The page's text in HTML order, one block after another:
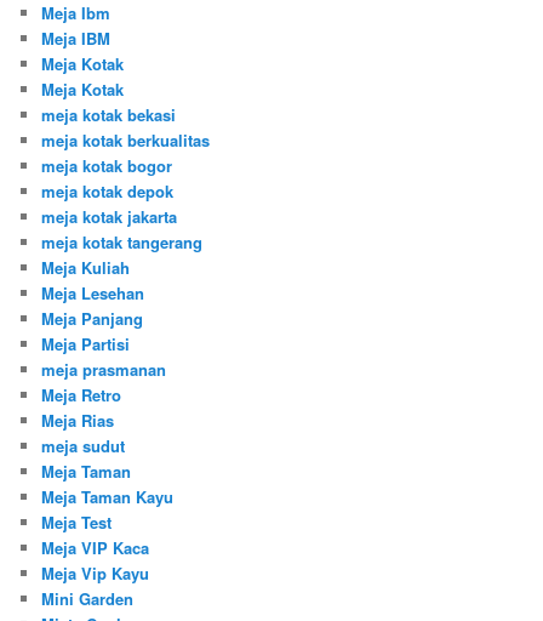
Meja Ibm
Meja IBM
Meja Kotak
Meja Kotak
meja kotak bekasi
meja kotak berkualitas
meja kotak bogor
meja kotak depok
meja kotak jakarta
meja kotak tangerang
Meja Kuliah
Meja Lesehan
Meja Panjang
Meja Partisi
meja prasmanan
Meja Retro
Meja Rias
meja sudut
Meja Taman
Meja Taman Kayu
Meja Test
Meja VIP Kaca
Meja Vip Kayu
Mini Garden